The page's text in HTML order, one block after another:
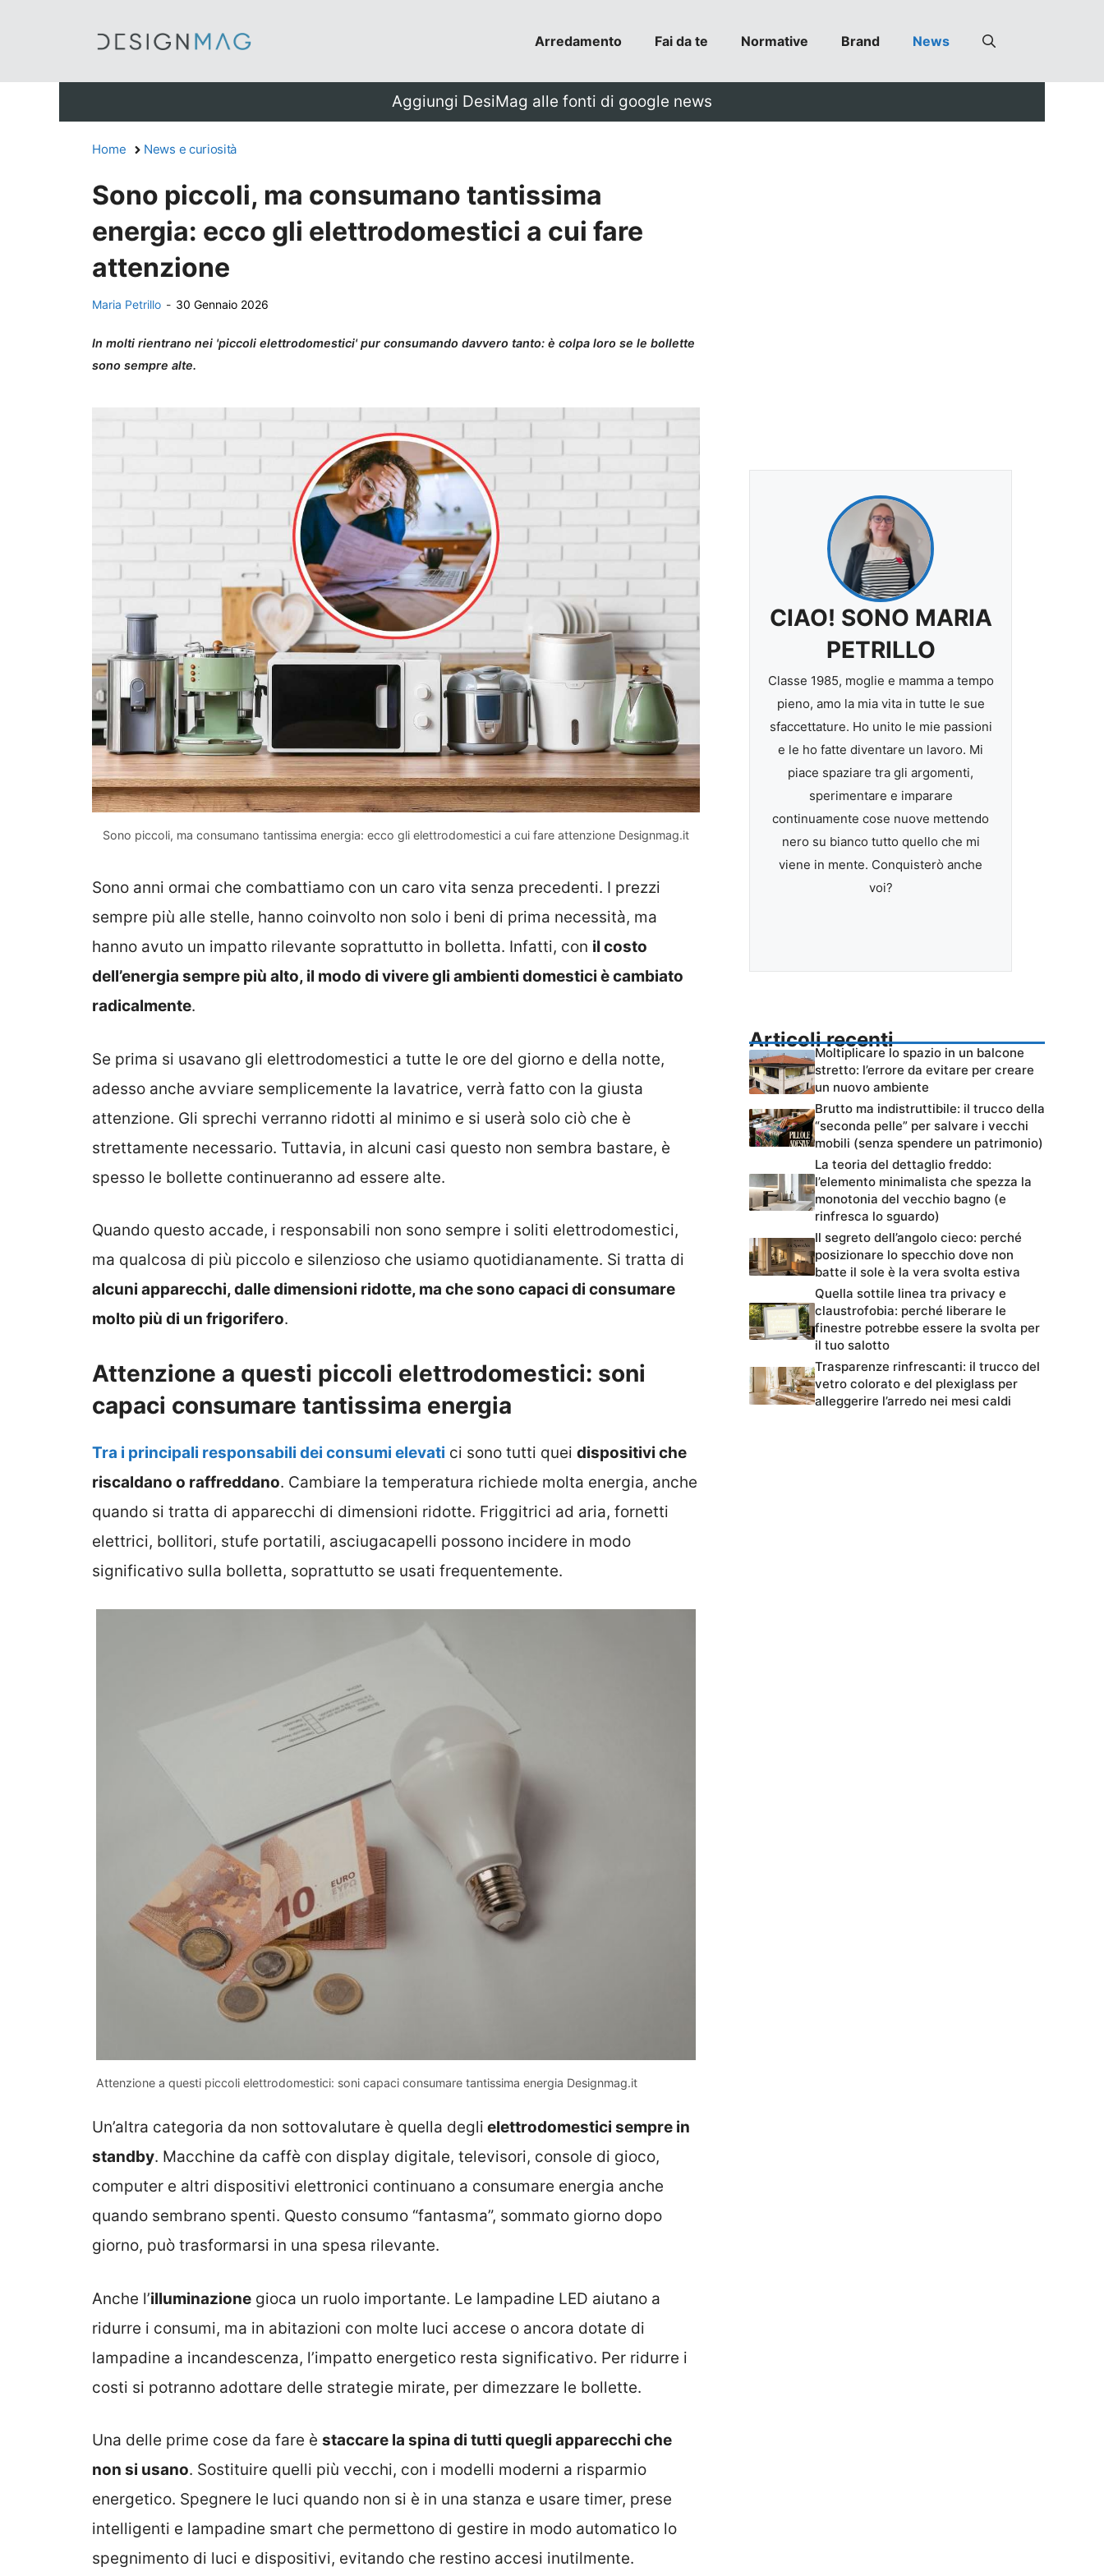
Arredamento Fai da te Normative Brand News
Aggiungi DesiMag alle fonti di google news
Home News e curiosità
Sono piccoli, ma consumano tantissima
energia: ecco gli elettrodomestici a cui fare
attenzione
Maria Petrillo - 30 Gennaio 2026
In molti rientrano nei 'piccoli elettrodomestici' pur consumando davvero tanto: è colpa loro se le bollette
sono sempre alte.
Sono piccoli, ma consumano tantissima energia: ecco gli elettrodomestici a cui fare attenzione Designmag.it
Sono anni ormai che combattiamo con un caro vita senza precedenti. I prezzi
sempre più alle stelle, hanno coinvolto non solo i beni di prima necessità, ma
hanno avuto un impatto rilevante soprattutto in bolletta. Infatti, con il costo
dell’energia sempre più alto, il modo di vivere gli ambienti domestici è cambiato
radicalmente.
Se prima si usavano gli elettrodomestici a tutte le ore del giorno e della notte,
adesso anche avviare semplicemente la lavatrice, verrà fatto con la giusta
attenzione. Gli sprechi verranno ridotti al minimo e si userà solo ciò che è
strettamente necessario. Tuttavia, in alcuni casi questo non sembra bastare, è
spesso le bollette continueranno ad essere alte.
Quando questo accade, i responsabili non sono sempre i soliti elettrodomestici,
ma qualcosa di più piccolo e silenzioso che usiamo quotidianamente. Si tratta di
alcuni apparecchi, dalle dimensioni ridotte, ma che sono capaci di consumare
molto più di un frigorifero.
Attenzione a questi piccoli elettrodomestici: soni
capaci consumare tantissima energia
Tra i principali responsabili dei consumi elevati ci sono tutti quei dispositivi che
riscaldano o raffreddano. Cambiare la temperatura richiede molta energia, anche
quando si tratta di apparecchi di dimensioni ridotte. Friggitrici ad aria, fornetti
elettrici, bollitori, stufe portatili, asciugacapelli possono incidere in modo
significativo sulla bolletta, soprattutto se usati frequentemente.
Attenzione a questi piccoli elettrodomestici: soni capaci consumare tantissima energia Designmag.it
Un’altra categoria da non sottovalutare è quella degli elettrodomestici sempre in
standby. Macchine da caffè con display digitale, televisori, console di gioco,
computer e altri dispositivi elettronici continuano a consumare energia anche
quando sembrano spenti. Questo consumo “fantasma”, sommato giorno dopo
giorno, può trasformarsi in una spesa rilevante.
Anche l’illuminazione gioca un ruolo importante. Le lampadine LED aiutano a
ridurre i consumi, ma in abitazioni con molte luci accese o ancora dotate di
lampadine a incandescenza, l’impatto energetico resta significativo. Per ridurre i
costi si potranno adottare delle strategie mirate, per dimezzare le bollette.
Una delle prime cose da fare è staccare la spina di tutti quegli apparecchi che
non si usano. Sostituire quelli più vecchi, con i modelli moderni a risparmio
energetico. Spegnere le luci quando non si è in una stanza e usare timer, prese
intelligenti e lampadine smart che permettono di gestire in modo automatico lo
spegnimento di luci e dispositivi, evitando che restino accesi inutilmente.
CIAO! SONO MARIA
PETRILLO
Classe 1985, moglie e mamma a tempo
pieno, amo la mia vita in tutte le sue
sfaccettature. Ho unito le mie passioni
e le ho fatte diventare un lavoro. Mi
piace spaziare tra gli argomenti,
sperimentare e imparare
continuamente cose nuove mettendo
nero su bianco tutto quello che mi
viene in mente. Conquisterò anche
voi?
Articoli recenti
Moltiplicare lo spazio in un balcone
stretto: l’errore da evitare per creare
un nuovo ambiente
Brutto ma indistruttibile: il trucco della
“seconda pelle” per salvare i vecchi
mobili (senza spendere un patrimonio)
La teoria del dettaglio freddo:
l’elemento minimalista che spezza la
monotonia del vecchio bagno (e
rinfresca lo sguardo)
Il segreto dell’angolo cieco: perché
posizionare lo specchio dove non
batte il sole è la vera svolta estiva
Quella sottile linea tra privacy e
claustrofobia: perché liberare le
finestre potrebbe essere la svolta per
il tuo salotto
Trasparenze rinfrescanti: il trucco del
vetro colorato e del plexiglass per
alleggerire l’arredo nei mesi caldi